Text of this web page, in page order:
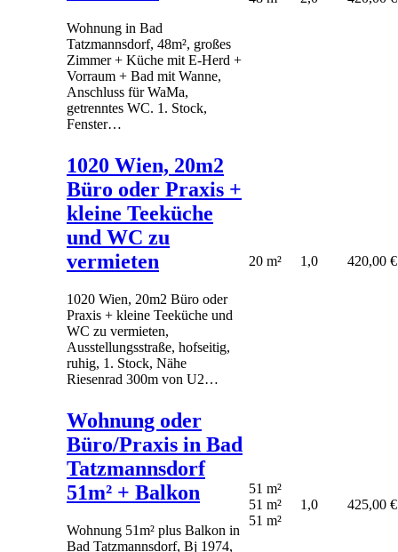
Wohnung in Bad
Tatzmannsdorf, 48m², großes
Zimmer + Küche mit E-Herd +
Vorraum + Bad mit Wanne,
Anschluss für WaMa,
getrenntes WC. 1. Stock,
Fenster…
1020 Wien, 20m2
Büro oder Praxis +
kleine Teeküche
und WC zu
vermieten
1020 Wien, 20m2 Büro oder
Praxis + kleine Teeküche und
WC zu vermieten,
Ausstellungsstraße, hofseitig,
ruhig, 1. Stock, Nähe
Riesenrad 300m von U2…
20 m² 1,0 420,00 €
Wohnung oder
Büro/Praxis in Bad
Tatzmannsdorf
51m² + Balkon
Wohnung 51m² plus Balkon in
Bad Tatzmannsdorf, Bj 1974,
51 m²
51 m²
51 m²
1,0 425,00 €